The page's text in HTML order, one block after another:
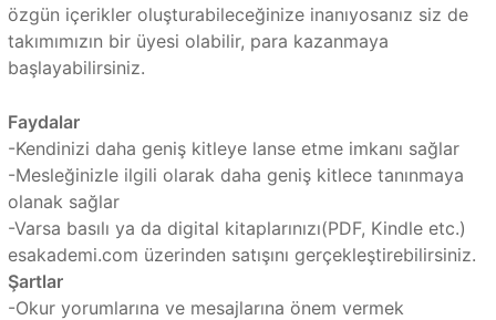
özgün içerikler oluşturabileceğinize inanıyosanız siz de
takımımızın bir üyesi olabilir, para kazanmaya
başlayabilirsiniz.
Faydalar
-Kendinizi daha geniş kitleye lanse etme imkanı sağlar
-Mesleğinizle ilgili olarak daha geniş kitlece tanınmaya
olanak sağlar
-Varsa basılı ya da digital kitaplarınızı(PDF, Kindle etc.)
esakademi.com üzerinden satışını gerçekleştirebilirsiniz.
Şartlar
-Okur yorumlarına ve mesajlarına önem vermek